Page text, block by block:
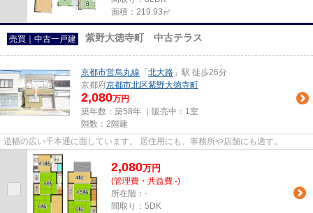
面積：219.93㎡
売買｜中古一戸建 紫野大徳寺町 中古テラス
京都市営烏丸線 「 北大路 」駅 徒歩26分
京都府京都市北区紫野大徳寺町
2,080万円
築年数：築58年 ｜販売中： 1室
階数：2階建
道幅の広い千本通に面しています。 居住用にも、事務所や店舗にも適す。
2,080万円
(管理費・共益費 -)
所在階：-
間取り：5DK